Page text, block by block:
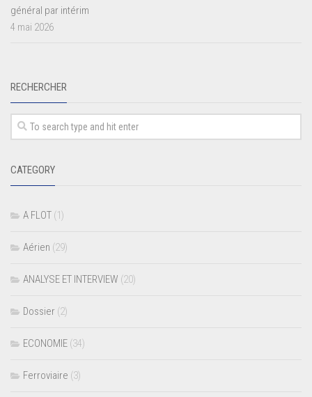
général par intérim
4 mai 2026
RECHERCHER
CATEGORY
A FLOT (1)
Aérien (29)
ANALYSE ET INTERVIEW (20)
Dossier (2)
ECONOMIE (34)
Ferroviaire (3)